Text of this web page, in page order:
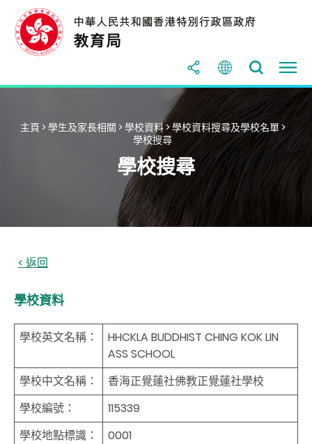
主頁 >學生及家長相關 >學校資料>學校資料搜尋及學校名單>
學校搜尋
學校搜尋
學校資料
學校英文名稱：
HHCKLA BUDDHIST CHING KOK LIN
ASS SCHOOL
學校中文名稱：
香海正覺蓮社佛教正覺蓮社學校
學校編號：
115339
學校地點標識：
0001